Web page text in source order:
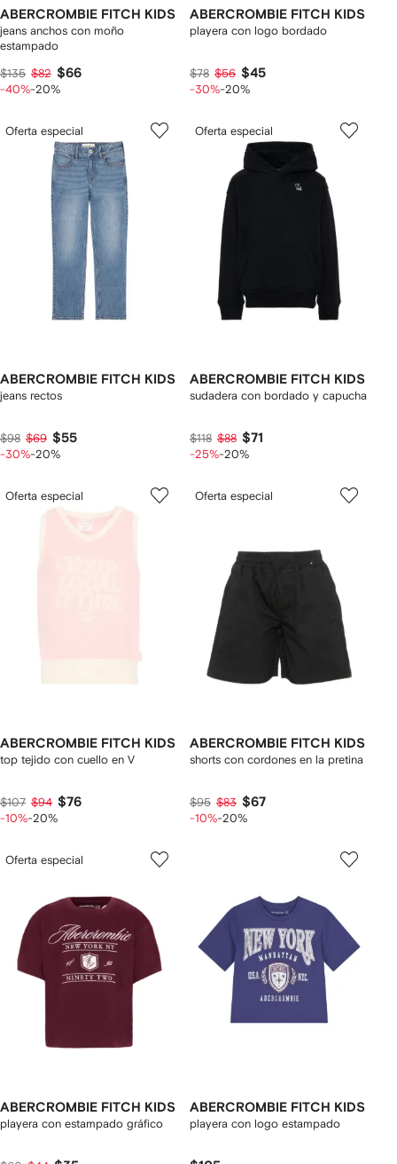
ABERCROMBIE FITCH KIDS
jeans anchos con moño
estampado
$135 $82 $66
-40%-20%
ABERCROMBIE FITCH KIDS
playera con logo bordado
$78 $56 $45
-30%-20%
Oferta especial
ABERCROMBIE FITCH KIDS
jeans rectos
$98 $69 $55
-30%-20%
Oferta especial
ABERCROMBIE FITCH KIDS
sudadera con bordado y capucha
$118 $88 $71
-25%-20%
Oferta especial
ABERCROMBIE FITCH KIDS
top tejido con cuello en V
$107 $94 $76
-10%-20%
Oferta especial
ABERCROMBIE FITCH KIDS
shorts con cordones en la pretina
$95 $83 $67
-10%-20%
Oferta especial
ABERCROMBIE FITCH KIDS
playera con estampado gráfico
ABERCROMBIE FITCH KIDS
playera con logo estampado